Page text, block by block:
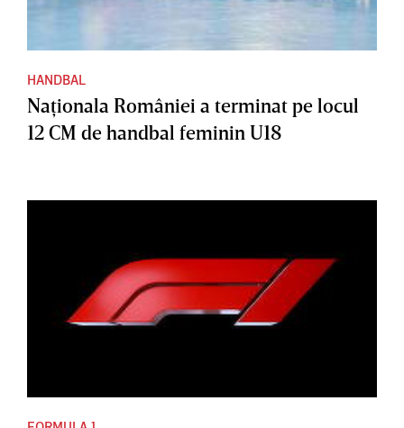
HANDBAL
Naţionala României a terminat pe locul
12 CM de handbal feminin U18